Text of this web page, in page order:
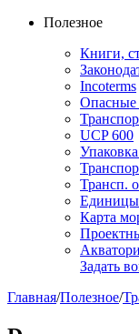
Полезное
Книги,
Incoterms
Опасные
UCP 600
Трансп.
Единицы
Карта
Задать
Главная/Полезное/